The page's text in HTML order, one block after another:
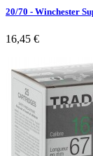
20/70 - Winchester
16,45 €